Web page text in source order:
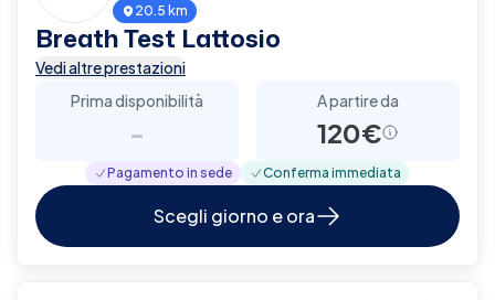
20.5 km
Breath Test Lattosio
Vedi altre prestazioni
Prima disponibilità
-
A partire da
120€
Pagamento in sede Conferma immediata
Scegli giorno e ora